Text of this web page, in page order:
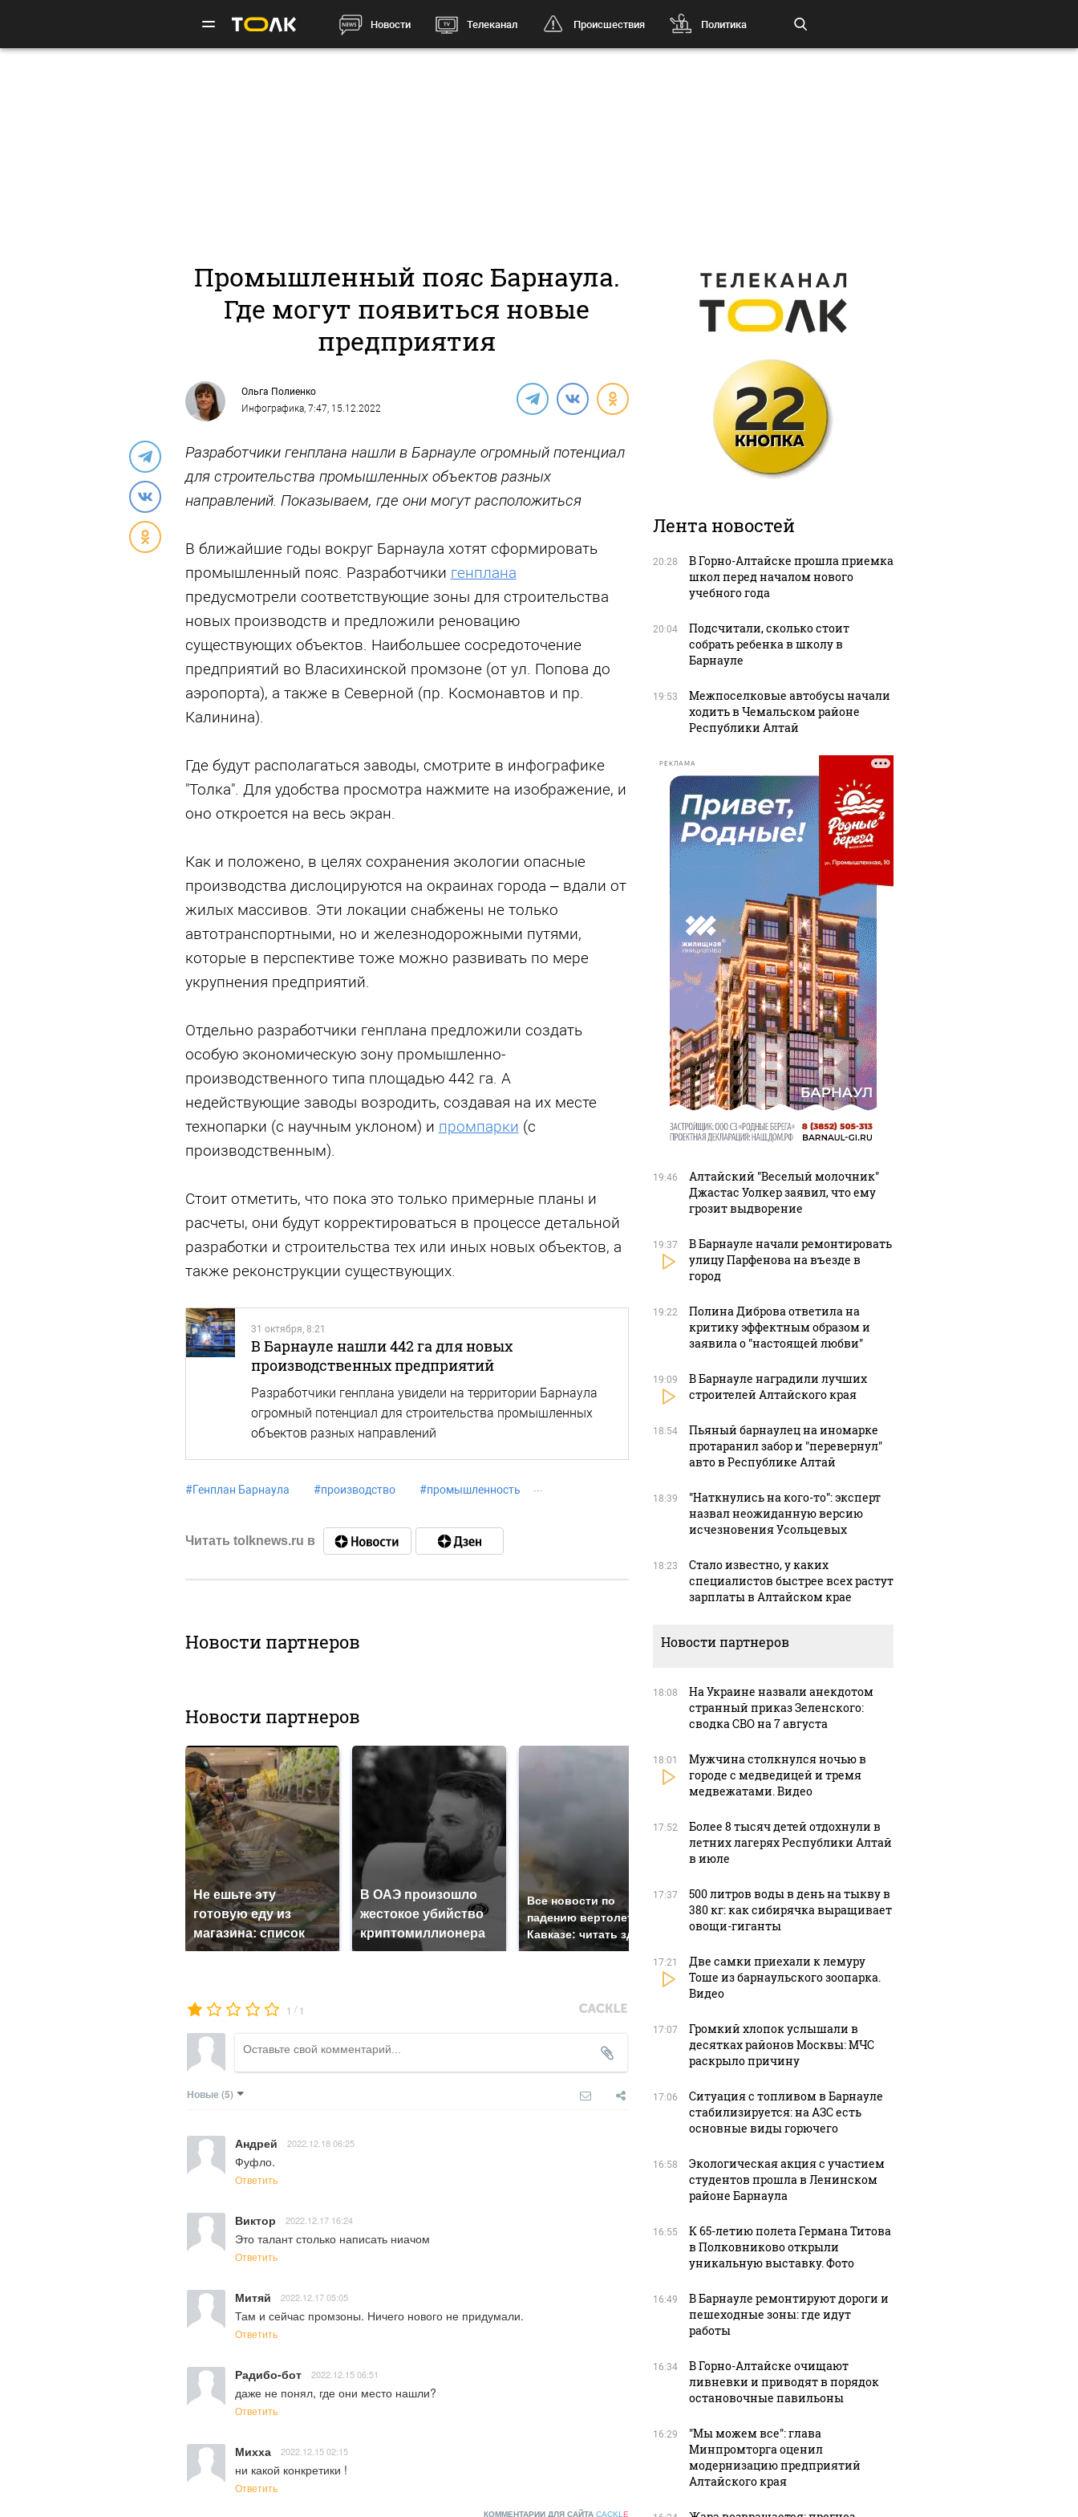
Новости Телеканал Происшествия Политика
Промышленный пояс Барнаула.
Где могут появиться новые
предприятия
Ольга Полиенко
Инфографика, 7:47, 15.12.2022
Разработчики генплана нашли в Барнауле огромный потенциал
для строительства промышленных объектов разных
направлений. Показываем, где они могут расположиться
В ближайшие годы вокруг Барнаула хотят сформировать
промышленный пояс. Разработчики генплана
предусмотрели соответствующие зоны для строительства
новых производств и предложили реновацию
существующих объектов. Наибольшее сосредоточение
предприятий во Власихинской промзоне (от ул. Попова до
аэропорта), а также в Северной (пр. Космонавтов и пр.
Калинина).
Где будут располагаться заводы, смотрите в инфографике
"Толка". Для удобства просмотра нажмите на изображение, и
оно откроется на весь экран.
Как и положено, в целях сохранения экологии опасные
производства дислоцируются на окраинах города – вдали от
жилых массивов. Эти локации снабжены не только
автотранспортными, но и железнодорожными путями,
которые в перспективе тоже можно развивать по мере
укрупнения предприятий.
Отдельно разработчики генплана предложили создать
особую экономическую зону промышленно-
производственного типа площадью 442 га. А
недействующие заводы возродить, создавая на их месте
технопарки (с научным уклоном) и промпарки (с
производственным).
Стоит отметить, что пока это только примерные планы и
расчеты, они будут корректироваться в процессе детальной
разработки и строительства тех или иных новых объектов, а
также реконструкции существующих.
31 октября, 8:21
В Барнауле нашли 442 га для новых
производственных предприятий
Разработчики генплана увидели на территории Барнаула
огромный потенциал для строительства промышленных
объектов разных направлений
#Генплан Барнаула #производство #промышленность
Читать tolknews.ru в
Новости партнеров
Новости партнеров
Не ешьте эту
готовую еду из
магазина: список
В ОАЭ произошло
жестокое убийство
криптомиллионера
Все новости по
падению вертолета на
Кавказе: читать здесь
Таких событий не
было с 1945: чего
ждать всем нам?
В магазинах России
ажиотаж из-за этого
1 / 1
Новые (5)
Андрей 2022.12.18 06:25
Фуфло.
Ответить
Виктор 2022.12.17 16:24
Это талант столько написать ниачом
Ответить
Митяй 2022.12.17 05:05
Там и сейчас промзоны. Ничего нового не придумали.
Ответить
Радибо-бот 2022.12.15 06:51
даже не понял, где они место нашли?
Ответить
Михха 2022.12.15 02:15
ни какой конкретики !
Ответить
КОММЕНТАРИИ ДЛЯ САЙТА CACKL E
Лента новостей
20:28
В Горно-Алтайске прошла приемка
школ перед началом нового
учебного года
20:04
Подсчитали, сколько стоит
собрать ребенка в школу в
Барнауле
19:53
Межпоселковые автобусы начали
ходить в Чемальском районе
Республики Алтай
РЕКЛАМА
19:46
Алтайский "Веселый молочник"
Джастас Уолкер заявил, что ему
грозит выдворение
19:37
В Барнауле начали ремонтировать
улицу Парфенова на въезде в
город
19:22
Полина Диброва ответила на
критику эффектным образом и
заявила о "настоящей любви"
19:09
В Барнауле наградили лучших
строителей Алтайского края
18:54
Пьяный барнаулец на иномарке
протаранил забор и "перевернул"
авто в Республике Алтай
18:39
"Наткнулись на кого-то": эксперт
назвал неожиданную версию
исчезновения Усольцевых
18:23
Стало известно, у каких
специалистов быстрее всех растут
зарплаты в Алтайском крае
Новости партнеров
18:08
На Украине назвали анекдотом
странный приказ Зеленского:
сводка СВО на 7 августа
18:01
Мужчина столкнулся ночью в
городе с медведицей и тремя
медвежатами. Видео
17:52
Более 8 тысяч детей отдохнули в
летних лагерях Республики Алтай
в июле
17:37
500 литров воды в день на тыкву в
380 кг: как сибирячка выращивает
овощи-гиганты
17:21
Две самки приехали к лемуру
Тоше из барнаульского зоопарка.
Видео
17:07
Громкий хлопок услышали в
десятках районов Москвы: МЧС
раскрыло причину
17:06
Ситуация с топливом в Барнауле
стабилизируется: на АЗС есть
основные виды горючего
16:58
Экологическая акция с участием
студентов прошла в Ленинском
районе Барнаула
16:55
К 65-летию полета Германа Титова
в Полковниково открыли
уникальную выставку. Фото
16:49
В Барнауле ремонтируют дороги и
пешеходные зоны: где идут
работы
16:34
В Горно-Алтайске очищают
ливневки и приводят в порядок
остановочные павильоны
16:29
"Мы можем все": глава
Минпромторга оценил
модернизацию предприятий
Алтайского края